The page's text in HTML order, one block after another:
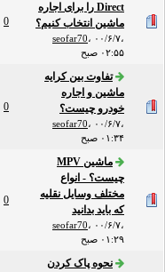
Direct را برای اجاره
ماشین انتخاب کنیم؟
seofar70، ۰۰/۶/۷،
۰۲:۵۵ صبح
0
تفاوت بین کرایه
ماشین و اجاره
خودرو چیست؟
seofar70، ۰۰/۶/۷،
۰۱:۳۴ صبح
0
ماشین MPV
چیست؟ - انواع
مختلف وسایل نقلیه
که باید بدانید
seofar70، ۰۰/۶/۷،
۰۱:۲۹ صبح
0
نحوه پاک کردن